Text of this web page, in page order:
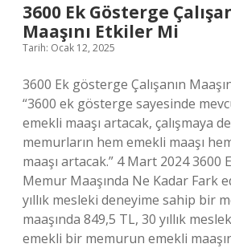
3600 Ek Gösterge
Maaşını Etkiler Mi
Tarih: Ocak 12, 2025
3600 Ek gösterge Çalışanın
“3600 ek gösterge sayesinde
emekli maaşı artacak, çalışmaya
memurların hem emekli maaşı
maaşı artacak.” 4 Mart 2024 3600
Memur Maaşında Ne Kadar Fark
yıllık mesleki deneyime sahip bir
maaşında 849,5 TL, 30 yıllık
emekli bir memurun emekli